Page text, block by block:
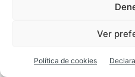
Ver
Política de cookies
Agencia Estatal de
Rendimientos del trabajo
https://